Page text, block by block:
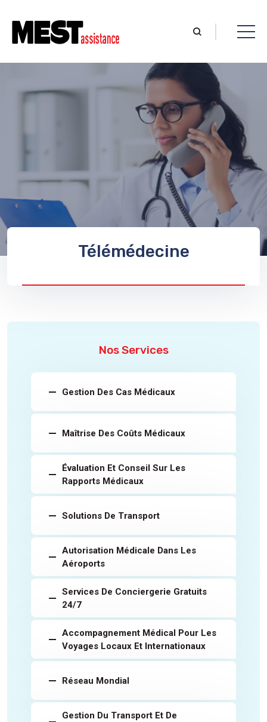
Télémédecine
Nos Services
Gestion Des Cas Médicaux
Maîtrise Des Coûts Médicaux
Évaluation Et Conseil Sur Les
Rapports Médicaux
Solutions De Transport
Autorisation Médicale Dans Les
Aéroports
Services De Conciergerie Gratuits
24/7
Accompagnement Médical Pour Les
Voyages Locaux Et Internationaux
Réseau Mondial
Gestion Du Transport Et De